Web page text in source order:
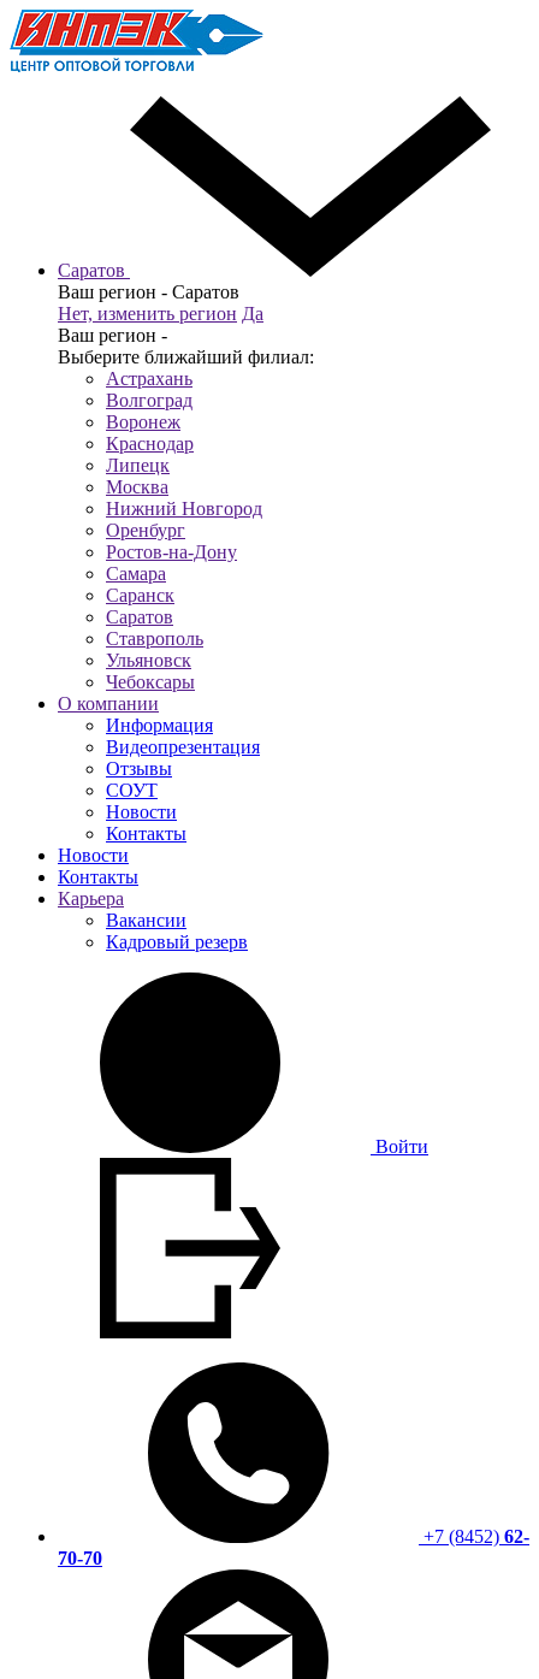
Саратов
Ваш регион - Саратов
Нет, изменить регион Да
Ваш регион -
Выберите ближайший филиал:
Астрахань
Волгоград
Воронеж
Краснодар
Липецк
Москва
Нижний Новгород
Оренбург
Ростов-на-Дону
Самара
Саранск
Саратов
Ставрополь
Ульяновск
Чебоксары
О компании
Информация
Видеопрезентация
Отзывы
СОУТ
Новости
Контакты
Новости
Контакты
Карьера
Вакансии
Кадровый резерв
Войти
+7 (8452) 62-
70-70